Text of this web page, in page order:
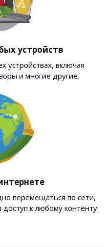
устройств
устройствах, включая
и многие другие.
перемещаться по сети,
к любому контенту.